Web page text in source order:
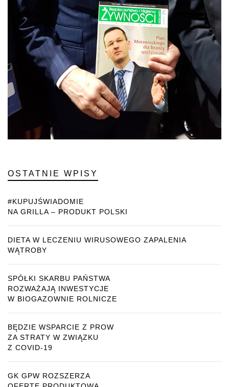
OSTATNIE WPISY
#KUPUJŚWIADOMIE
NA GRILLA – PRODUKT POLSKI
DIETA W LECZENIU WIRUSOWEGO ZAPALENIA
WĄTROBY
SPÓŁKI SKARBU PAŃSTWA
ROZWAŻAJĄ INWESTYCJE
W BIOGAZOWNIE ROLNICZE
BĘDZIE WSPARCIE Z PROW
ZA STRATY W ZWIĄZKU
Z COVID-19
GK GPW ROZSZERZA